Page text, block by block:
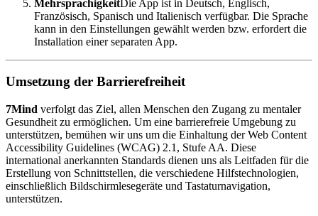
MehrsprachigkeitDie App ist in Deutsch, Englisch,
Französisch, Spanisch und Italienisch verfügbar. Die Sprache
kann in den Einstellungen gewählt werden bzw. erfordert die
Installation einer separaten App.
Umsetzung der Barrierefreiheit
7Mind verfolgt das Ziel, allen Menschen den Zugang zu mentaler
Gesundheit zu ermöglichen. Um eine barrierefreie Umgebung zu
unterstützen, bemühen wir uns um die Einhaltung der Web Content
Accessibility Guidelines (WCAG) 2.1, Stufe AA. Diese
international anerkannten Standards dienen uns als Leitfaden für die
Erstellung von Schnittstellen, die verschiedene Hilfstechnologien,
einschließlich Bildschirmlesegeräte und Tastaturnavigation,
unterstützen.